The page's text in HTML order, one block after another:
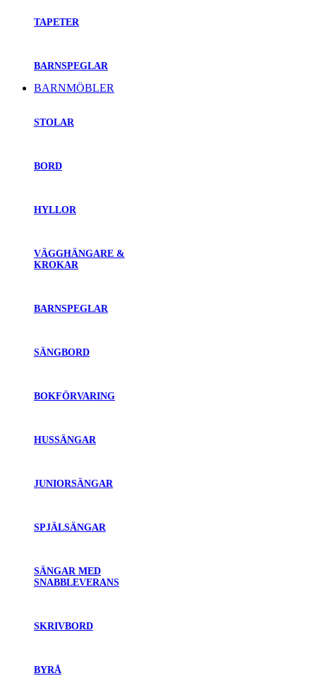
TAPETER
BARNSPEGLAR
BARNMÖBLER
STOLAR
BORD
HYLLOR
VÄGGHÄNGARE &
KROKAR
BARNSPEGLAR
SÄNGBORD
BOKFÖRVARING
HUSSÄNGAR
JUNIORSÄNGAR
SPJÄLSÄNGAR
SÄNGAR MED
SNABBLEVERANS
SKRIVBORD
BYRÅ